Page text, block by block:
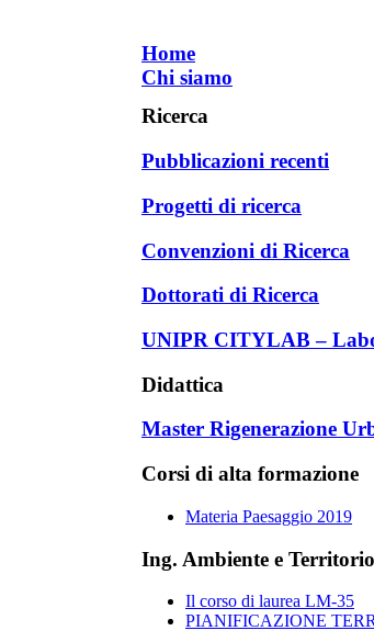
Home
Chi siamo
Ricerca
Pubblicazioni recenti
Progetti di ricerca
Convenzioni di Ricerca
Dottorati di Ricerca
UNIPR CITYLAB –
Didattica
Master Rigenerazione
Corsi di alta formazione
Materia Paesaggio 2019
Ing. Ambiente e Territorio
Il corso di laurea LM-35
PIANIFICAZIONE